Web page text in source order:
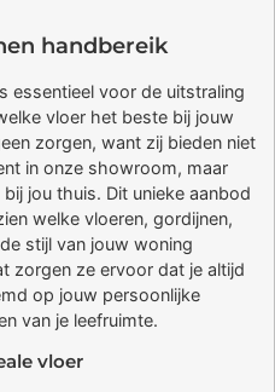
handbereik
essentieel voor de uitstraling
vloer het beste bij jouw
zorgen, want zij bieden niet
in onze showroom, maar
jou thuis. Dit unieke aanbod
welke vloeren, gordijnen,
stijl van jouw woning
zorgen ze ervoor dat je altijd
op jouw persoonlijke
van je leefruimte.
vloer